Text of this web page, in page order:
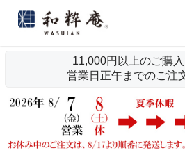
11,000円以上のご購
営業日正午までのご注